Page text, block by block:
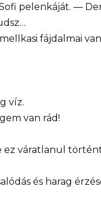
pelenkáját. —
fájdalmai
víz.
van rád!
váratlanul
és harag